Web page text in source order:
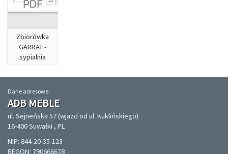
Zbiorówka
GARRAT -
sypialnia
Dane adresowe:
ADB MEBLE
ul. Sejneńska 57 (wjazd od ul. Kuklińskiego)
16-400 Suwałki , PL
NIP: 844-20-35-123
REGON: 790666678